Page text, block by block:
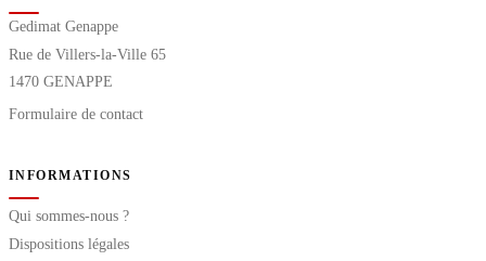
Gedimat Genappe
Rue de Villers-la-Ville 65
1470 GENAPPE
Formulaire de contact
INFORMATIONS
Qui sommes-nous ?
Dispositions légales